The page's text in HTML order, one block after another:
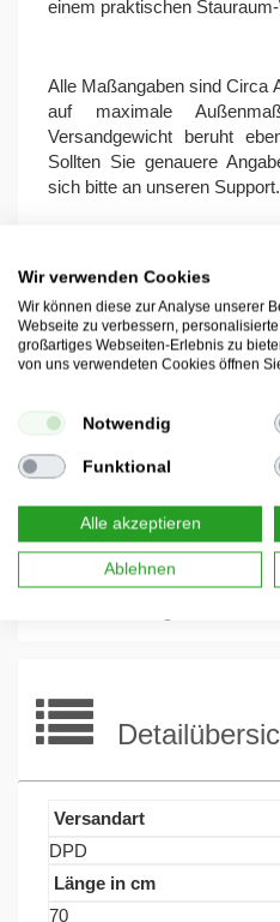
einem praktischen
Alle Maßangaben sind Circa
auf maximale
Versandgewicht beruht
Sollten Sie genauere
sich bitte an unseren Support.
Hersteller: Onlinediscount24
info@ondis24.com, URL:
Sicherheitshinweise
Versandart
DPD
Länge in cm
70
Wir verwenden Cookies
Wir können diese zur Analyse unserer
Webseite zu verbessern,
großartiges Webseiten-Erlebnis zu
von uns verwendeten Cookies öffnen
Notwendig
Funktional
Alle akzeptieren
Ablehnen